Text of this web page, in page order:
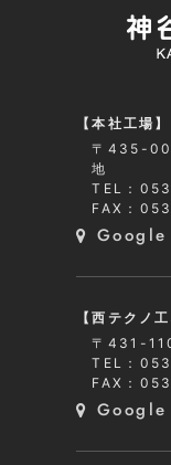
【本社工場】
〒435-
地
TEL：
FAX：
Google
【西テクノ工
〒431-
TEL：
FAX：
Google